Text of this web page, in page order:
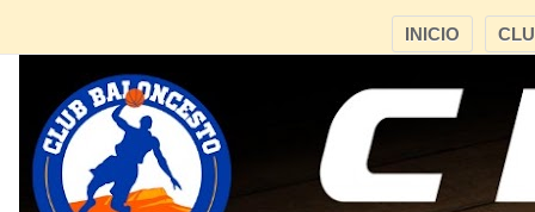
INICIO